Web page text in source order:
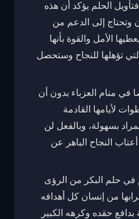
الحلم يؤكد أن هذه
وتحتاج إلى الدعم من
الأمل والقوة بأنها
تؤهلها للنجاح وستحصل
في منام العزباء بدون أن
لأيامها القادمة
بسهولة، وبالفعل لن
النجاح الباهر عن
في حلم البكر من الرؤى
من إنسان كل أهدافه
بدافع حقده وكرهه الكبير